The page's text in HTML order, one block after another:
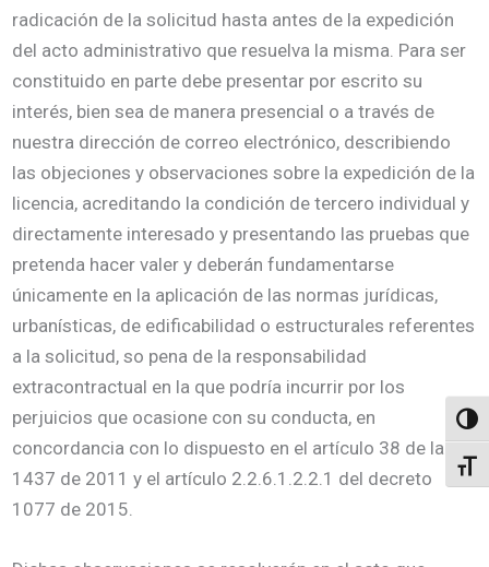
radicación de la solicitud hasta antes de la expedición
del acto administrativo que resuelva la misma. Para ser
constituido en parte debe presentar por escrito su
interés, bien sea de manera presencial o a través de
nuestra dirección de correo electrónico, describiendo
las objeciones y observaciones sobre la expedición de la
licencia, acreditando la condición de tercero individual y
directamente interesado y presentando las pruebas que
pretenda hacer valer y deberán fundamentarse
únicamente en la aplicación de las normas jurídicas,
urbanísticas, de edificabilidad o estructurales referentes
a la solicitud, so pena de la responsabilidad
extracontractual en la que podría incurrir por los
perjuicios que ocasione con su conducta, en
concordancia con lo dispuesto en el artículo 38 de la ley
1437 de 2011 y el artículo 2.2.6.1.2.2.1 del decreto
1077 de 2015.